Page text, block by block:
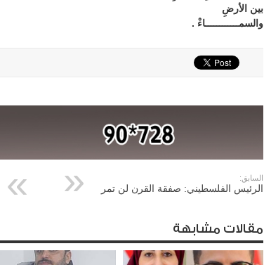
بين الأرضِ
والسمــــــــــــاءْ .
السابق:
الرئيس الفلسطيني: صفقة القرن لن تمر
مقالات مشابهة